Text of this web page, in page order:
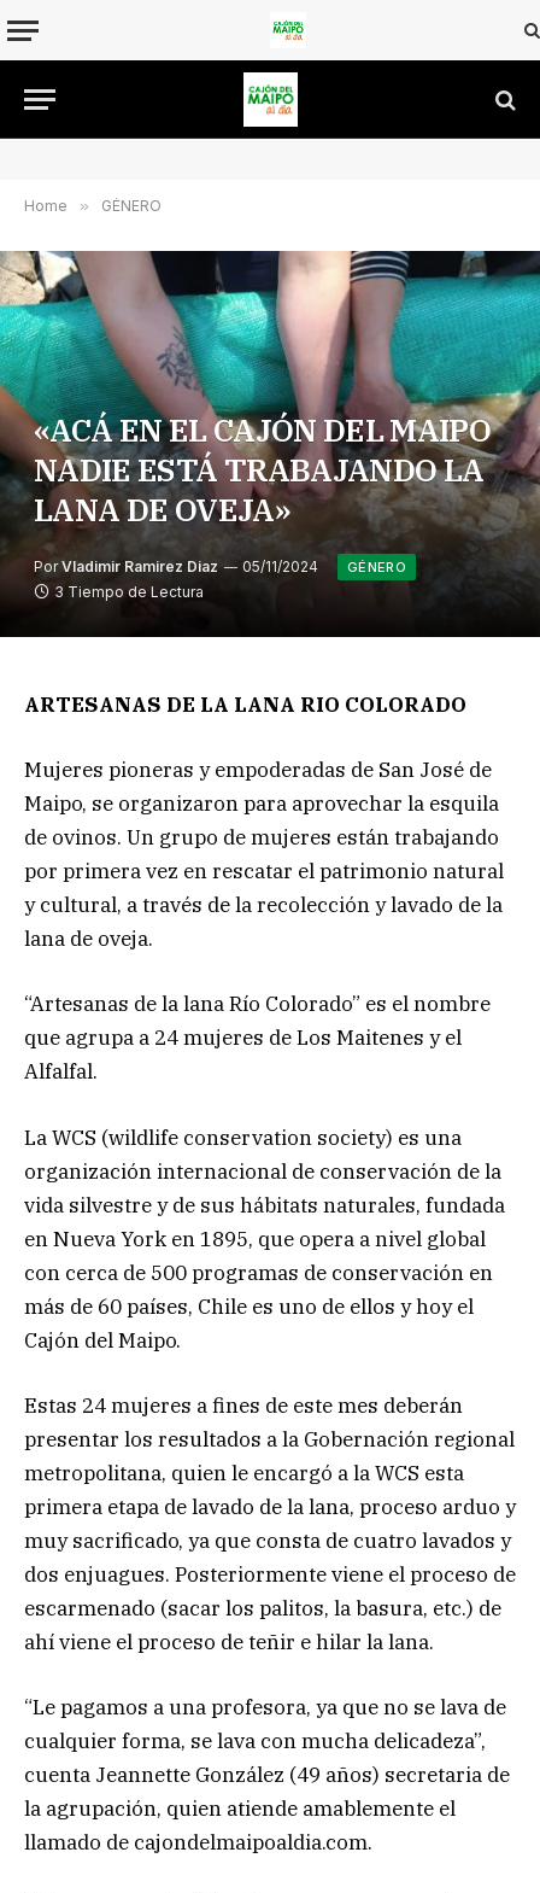
Home » GÉNERO
«ACÁ EN EL CAJÓN DEL MAIPO
NADIE ESTÁ TRABAJANDO LA
LANA DE OVEJA»
Por Vladimir Ramirez Diaz 05/11/2024 GÉNERO
3 Tiempo de Lectura
ARTESANAS DE LA LANA RIO COLORADO
Mujeres pioneras y empoderadas de San José de
Maipo, se organizaron para aprovechar la esquila
de ovinos. Un grupo de mujeres están trabajando
por primera vez en rescatar el patrimonio natural
y cultural, a través de la recolección y lavado de la
lana de oveja.
“Artesanas de la lana Río Colorado” es el nombre
que agrupa a 24 mujeres de Los Maitenes y el
Alfalfal.
La WCS (wildlife conservation society) es una
organización internacional de conservación de la
vida silvestre y de sus hábitats naturales, fundada
en Nueva York en 1895, que opera a nivel global
con cerca de 500 programas de conservación en
más de 60 países, Chile es uno de ellos y hoy el
Cajón del Maipo.
Estas 24 mujeres a fines de este mes deberán
presentar los resultados a la Gobernación regional
metropolitana, quien le encargó a la WCS esta
primera etapa de lavado de la lana, proceso arduo y
muy sacrificado, ya que consta de cuatro lavados y
dos enjuagues. Posteriormente viene el proceso de
escarmenado (sacar los palitos, la basura, etc.) de
ahí viene el proceso de teñir e hilar la lana.
“Le pagamos a una profesora, ya que no se lava de
cualquier forma, se lava con mucha delicadeza”,
cuenta Jeannette González (49 años) secretaria de
la agrupación, quien atiende amablemente el
llamado de cajondelmaipoaldia.com.